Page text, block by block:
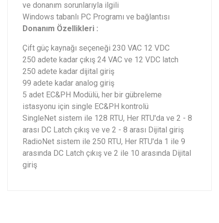
ve donanım sorunlarıyla ilgili
Windows tabanlı PC Programı ve bağlantısı
Donanım Özellikleri :
Çift güç kaynağı seçeneği 230 VAC 12 VDC
250 adete kadar çıkış 24 VAC ve 12 VDC latch
250 adete kadar dijital giriş
99 adete kadar analog giriş
5 adet EC&PH Modülü, her bir gübreleme
istasyonu için single EC&PH kontrolü
SingleNet sistem ile 128 RTU, Her RTU'da ve 2 - 8
arası DC Latch çıkış ve ve 2 - 8 arası Dijital giriş
RadioNet sistem ile 250 RTU, Her RTU'da 1 ile 9
arasında DC Latch çıkış ve 2 ile 10 arasında Dijital
giriş